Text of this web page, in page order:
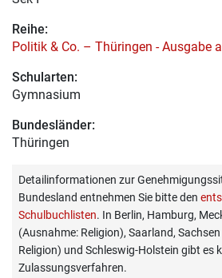
Reihe:
Politik & Co. – Thüringen - Ausgabe
Schularten:
Gymnasium
Bundesländer:
Thüringen
Detailinformationen zur
Bundesland entnehmen Sie bitte den
Schulbuchlisten. In Berlin, Hamburg,
(Ausnahme: Religion), Saarland,
Religion) und Schleswig-Holstein gibt es
Zulassungsverfahren.